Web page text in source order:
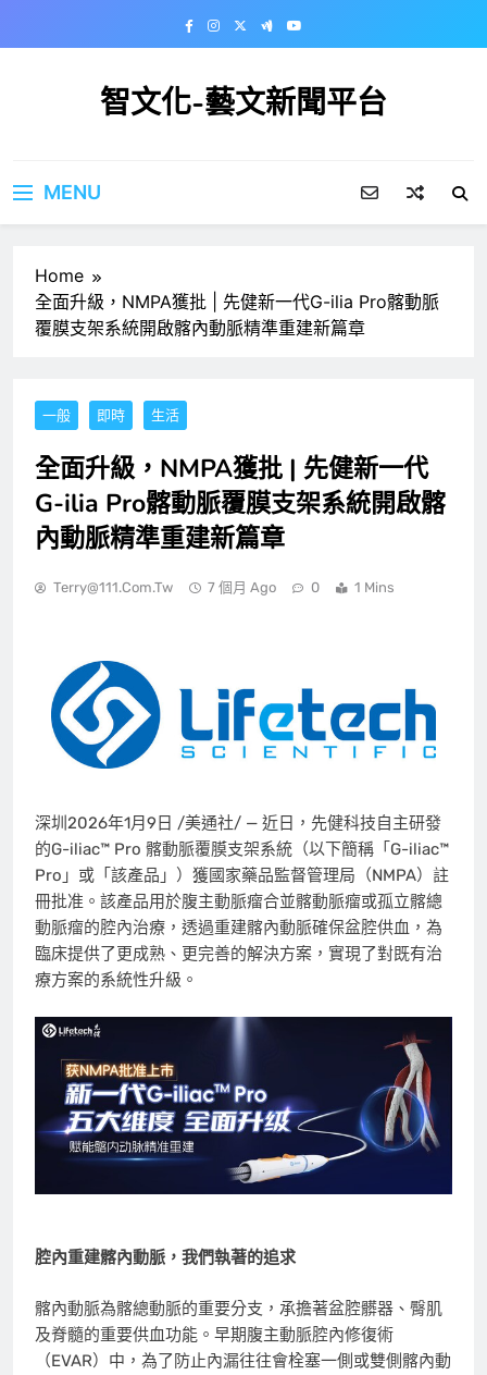
智文化-藝文新聞平台
MENU
Home
全面升級，NMPA獲批 | 先健新一代G-ilia Pro髂動脈
覆膜支架系統開啟髂內動脈精準重建新篇章
一般 即時 生活
全面升級，NMPA獲批 | 先健新一代
G-ilia Pro髂動脈覆膜支架系統開啟髂
內動脈精準重建新篇章
Terry@111.com.tw 7 個月 Ago 0 1 Mins
深圳 2026年1月9日 /美通社/ — 近日，先健科技自主研發
的G-iliac™ Pro 髂動脈覆膜支架系統（以下簡稱「G-iliac™
Pro」或「該產品」）獲國家藥品監督管理局（NMPA）註
冊批准。該產品用於腹主動脈瘤合並髂動脈瘤或孤立髂總
動脈瘤的腔內治療，透過重建髂內動脈確保盆腔供血，為
臨床提供了更成熟、更完善的解決方案，實現了對既有治
療方案的系統性升級。
腔內重建髂內動脈，我們執著的追求
髂內動脈為髂總動脈的重要分支，承擔著盆腔髒器、臀肌
及脊髓的重要供血功能。早期腹主動脈腔內修復術
（EVAR）中，為了防止內漏往往會栓塞一側或雙側髂內動